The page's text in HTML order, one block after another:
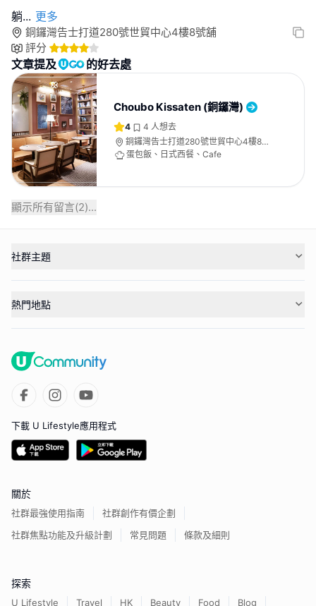
躺... 更多
銅鑼灣告士打道280號世貿中心4樓8號舖
評分
文章提及 的好去處
Choubo Kissaten (銅鑼灣)
4 4 人想去
銅鑼灣告士打道280號世貿中心4樓8號
舖
蛋包飯、日式西餐、Cafe
顯示所有留言(2)...
社群主題
熱門地點
下載 U Lifestyle應用程式
關於
社群最強使用指南
社群創作有價企劃
社群焦點功能及升級計劃
常見問題 條款及細則
探索
U Lifestyle Travel HK Beauty Food Blog